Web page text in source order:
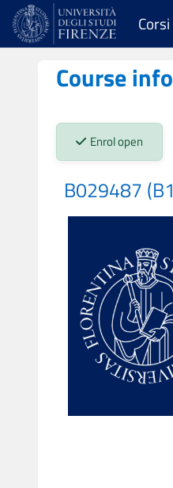
Skip to main content
Course
Stato iscrizioni:
Enrol open
B029487